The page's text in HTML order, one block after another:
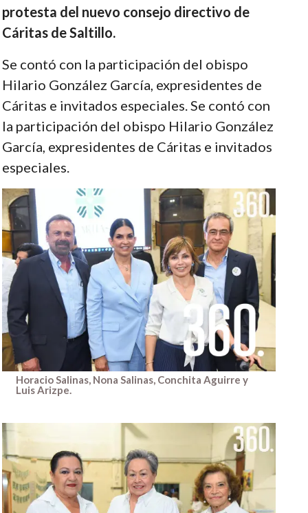
protesta del nuevo consejo directivo de
Cáritas de Saltillo.
Se contó con la participación del obispo
Hilario González García, expresidentes de
Cáritas e invitados especiales. Se contó con
la participación del obispo Hilario González
García, expresidentes de Cáritas e invitados
especiales.
Horacio Salinas, Nona Salinas, Conchita Aguirre y
Luis Arizpe.